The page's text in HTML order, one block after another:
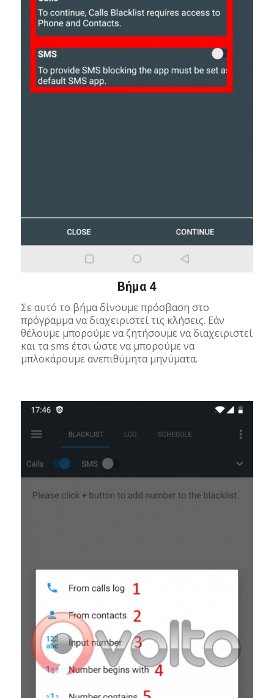
Βήμα 4
Σε αυτό το βήμα δίνουμε πρόσβαση στο
πρόγραμμα να διαχειριστεί τις κλήσεις. Εάν
θέλουμε μπορούμε να ζητήσουμε να διαχειριστεί
και τα sms έτσι ώστε να μπορούμε να
μπλοκάρουμε ανεπιθύμητα μηνύματα.